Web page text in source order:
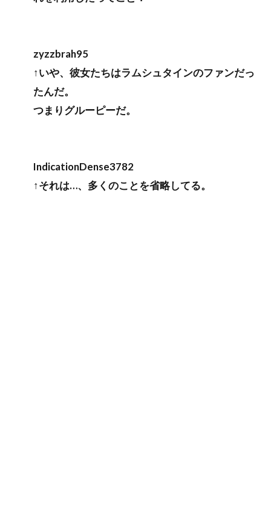
zyzzbrah95
↑いや、彼女たちはラムシュタインのファンだっ
たんだ。
つまりグルーピーだ。
IndicationDense3782
↑それは…、多くのことを省略してる。